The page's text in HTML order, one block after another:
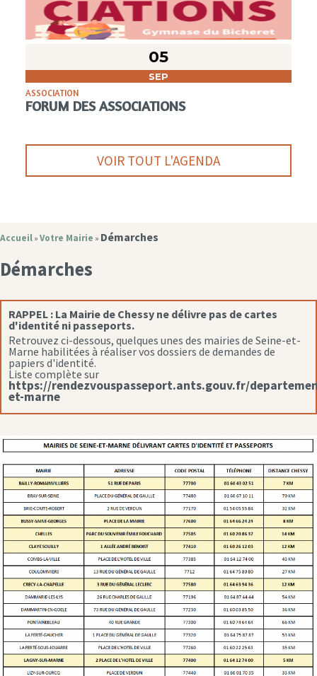
05
SEP
ASSOCIATION
FORUM DES ASSOCIATIONS
VOIR TOUT L'AGENDA
Accueil » Votre Mairie » Démarches
Démarches
RAPPEL : La Mairie de Chessy ne délivre pas de cartes
d'identité ni passeports.
Retrouvez ci-dessous, quelques unes des mairies de Seine-et-
Marne habilitées à réaliser vos dossiers de demandes de
papiers d'identité.
Liste complète sur
https://rendezvouspasseport.ants.gouv.fr/
et-marne